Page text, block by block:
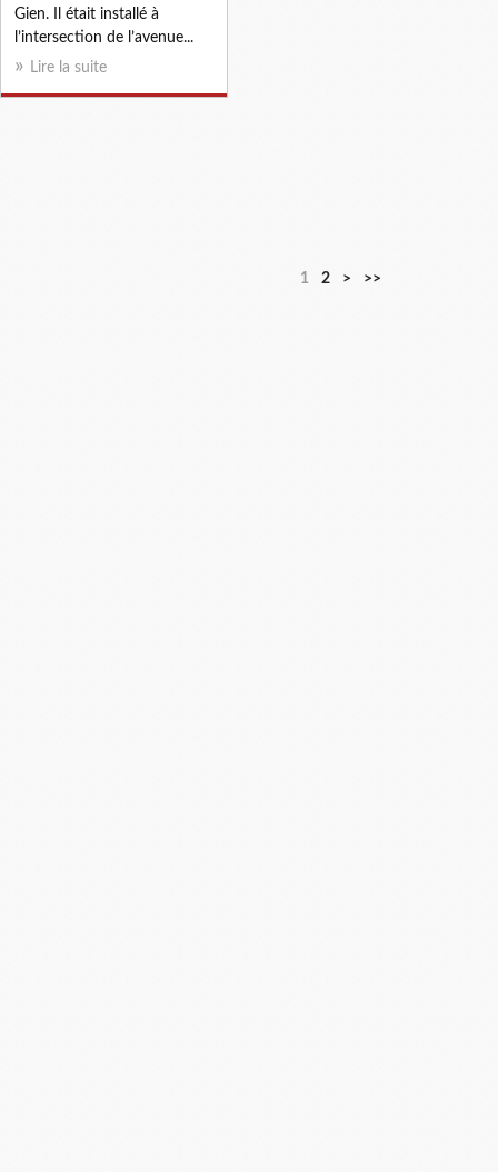
Gien. Il était installé à
l’intersection de l’avenue...
Lire la suite
1 2 > >>